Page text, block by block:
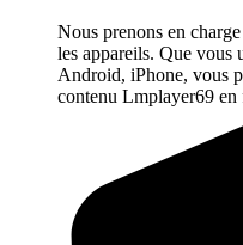
Nous prenons en
les appareils. Que
Android, iPhone, vous
contenu Lmplayer69